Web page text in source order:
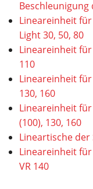
Beschleunigung
Lineareinheit
Light 30, 50, 80
Lineareinheit für
110
Lineareinheit
130, 160
Lineareinheit für
(100), 130, 160
Lineartische der
Lineareinheit
VR 140